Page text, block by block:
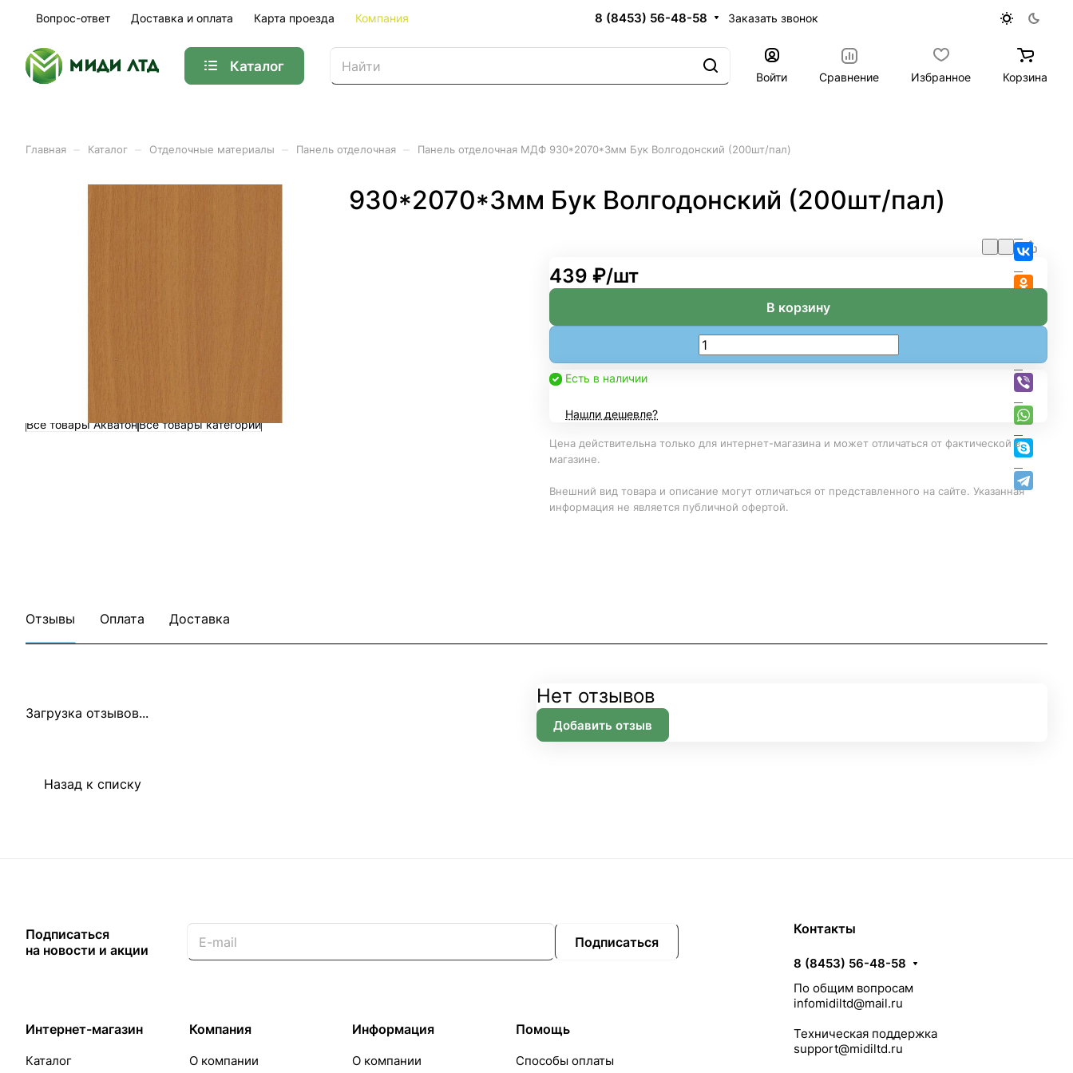
Вопрос-ответ Доставка и оплата Карта проезда Компания 8 (8453) 56-48-58 Заказать звонок
Каталог
Войти Сравнение Избранное Корзина
Главная Каталог Отделочные материалы Панель отделочная Панель отделочная МДФ 930*2070*3мм Бук Волгодонский (200шт/пал)
Панель отделочная МДФ 930*2070*3мм Бук Волгодонский (200шт/пал)
Все товары АкватонВсе товары категории
439 ₽/шт
В корзину
Есть в наличии
Нашли дешевле?
Цена действительна только для интернет-магазина и может отличаться от фактической в
магазине.
Внешний вид товара и описание могут отличаться от представленного на сайте. Указанная
информация не является публичной офертой.
Отзывы Оплата Доставка
Загрузка отзывов...
Нет отзывов
Добавить отзыв
Назад к списку
Подписаться
на новости и акции
Подписаться
Интернет-магазин
Каталог
Компания
О компании
Информация
О компании
Помощь
Способы оплаты
Контакты
8 (8453) 56-48-58
По общим вопросам
infomidiltd@mail.ru
Техническая поддержка
support@midiltd.ru